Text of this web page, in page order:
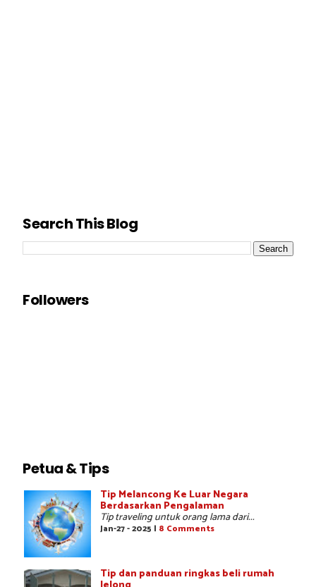
Search This Blog
Followers
Petua & Tips
Tip Melancong Ke Luar Negara
Berdasarkan Pengalaman
Tip traveling untuk orang lama dari...
Jan-27 - 2025 | 8 Comments
Tip dan panduan ringkas beli rumah